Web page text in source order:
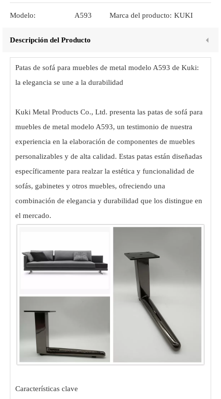
Modelo: A593 Marca del producto: KUKI
Descripción del Producto
Patas de sofá para muebles de metal modelo A593 de Kuki:
la elegancia se une a la durabilidad
Kuki Metal Products Co., Ltd. presenta las patas de sofá para
muebles de metal modelo A593, un testimonio de nuestra
experiencia en la elaboración de componentes de muebles
personalizables y de alta calidad. Estas patas están diseñadas
específicamente para realzar la estética y funcionalidad de
sofás, gabinetes y otros muebles, ofreciendo una
combinación de elegancia y durabilidad que los distingue en
el mercado.
Características clave